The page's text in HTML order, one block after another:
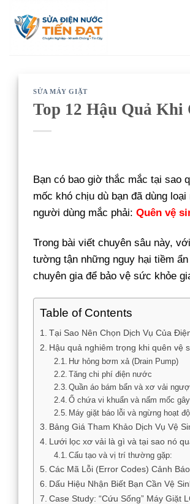
qua
SỬA MÁY GIẶT
Top 12 Hậu Quả
Bạn có bao giờ thắc mắc tại sao
mốc khó chịu dù bạn đã dùng
người dùng mắc phải: Quên vệ
Trong bài viết chuyên sâu này,
tường tận những nguy hại tiềm
chuyên gia để bảo vệ sức khỏe
Table of Contents
Tại Sao Nên Chọn Dịch Vụ Của
Hậu quả nghiêm trọng khi quên vệ
Hư hỏng bơm xả (Drain Pump)
Tăng chi phí điện nước
Quần áo bám bẩn và xơ vải
Ổ chứa vi khuẩn và nấm mốc
Máy giặt báo lỗi và ngừng hoạt
Bảng Giá Tham Khảo Dịch Vụ Vệ
Lưới lọc xơ vải là gì và tại sao nó
Cấu tạo và vị trí thường gặp:
Các Mã Lỗi (Error Codes) Cảnh
Dấu Hiệu Nhận Biết Bạn Cần Vệ
Case Study: “Cứu Sống” Máy Giặt